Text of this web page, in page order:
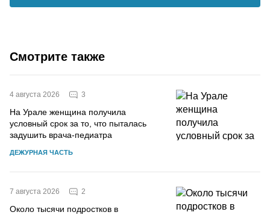
Смотрите также
4 августа 2026 3
На Урале женщина получила
условный срок за то, что пыталась
задушить врача-педиатра
ДЕЖУРНАЯ ЧАСТЬ
7 августа 2026 2
Около тысячи подростков в